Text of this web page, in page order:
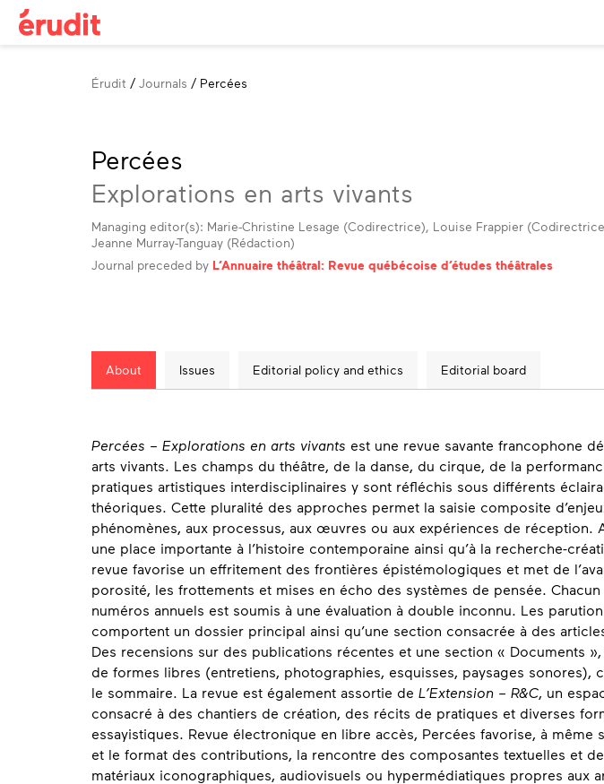
Breadcrumb
Érudit Journals Percées
Percées
Explorations en arts vivants
Managing editor(s): Marie-Christine Lesage (Codirectrice), Louise Frappier
Jeanne Murray-Tanguay (Rédaction)
Journal preceded by L’Annuaire théâtral: Revue québécoise d’études théâtrales
About Issues Editorial policy and ethics Editorial board
About
Percées – Explorations en arts vivants est une revue savante francophone
arts vivants. Les champs du théâtre, de la danse, du cirque, de la
pratiques artistiques interdisciplinaires y sont réfléchis sous différents
théoriques. Cette pluralité des approches permet la saisie composite
phénomènes, aux processus, aux œuvres ou aux expériences de réception.
une place importante à l’histoire contemporaine ainsi qu’à la recherche-
revue favorise un effritement des frontières épistémologiques et met de
porosité, les frottements et mises en écho des systèmes de pensée.
numéros annuels est soumis à une évaluation à double inconnu. Les
comportent un dossier principal ainsi qu’une section consacrée à des
Des recensions sur des publications récentes et une section « Documents
de formes libres (entretiens, photographies, esquisses, paysages sonores),
le sommaire. La revue est également assortie de L’Extension – R&C , un
consacré à des chantiers de création, des récits de pratiques et diverses
essayistiques. Revue électronique en libre accès, Percées favorise, à même
et le format des contributions, la rencontre des composantes textuelles et
matériaux iconographiques, audiovisuels ou hypermédiatiques propres aux